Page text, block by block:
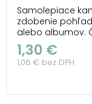
Samolepiace
zdobenie
alebo albumov.
alebo ružové
projektom
praktickej
1,30 €
1,06 € bez DPH